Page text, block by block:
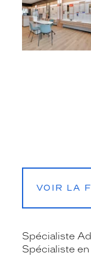
fiche
VOIR LA
Spécialiste
Spécialiste